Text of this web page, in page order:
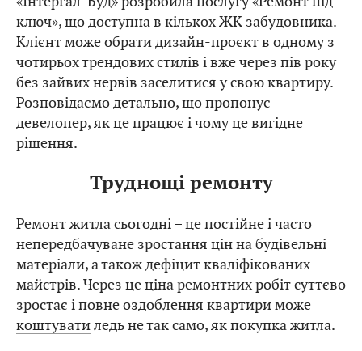
ключ», що доступна в кількох ЖК забудовника.
Клієнт може обрати дизайн-проєкт в одному з
чотирьох трендових стилів і вже через пів року
без зайвих нервів заселитися у свою квартиру.
Розповідаємо детально, що пропонує
девелопер, як це працює і чому це вигідне
рішення.
Труднощі ремонту
Ремонт житла сьогодні – це постійне і часто
непередбачуване зростання цін на будівельні
матеріали, а також дефіцит кваліфікованих
майстрів. Через це ціна ремонтних робіт суттєво
зростає і повне оздоблення квартири може
коштуватиледь не так само, як покупка житла.